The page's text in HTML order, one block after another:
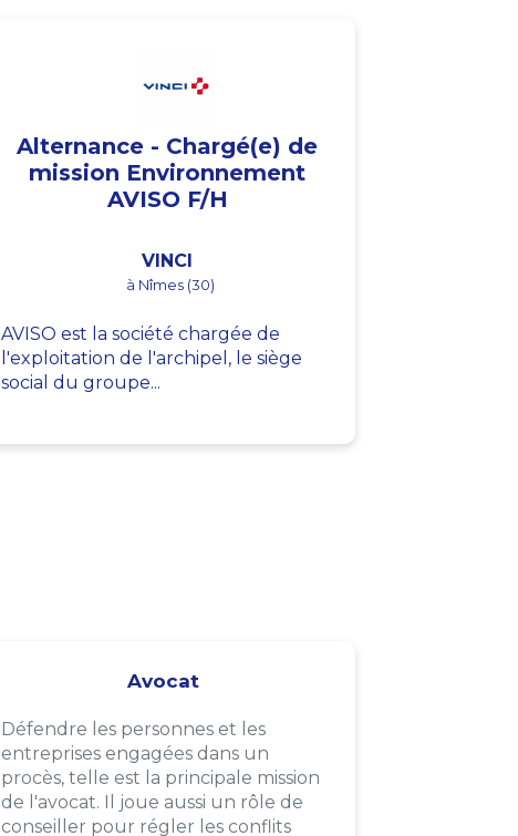
Alternance - Chargé(e) de
mission Environnement
AVISO F/H
VINCI
à Nîmes (30)
AVISO est la société chargée de
l'exploitation de l'archipel, le siège
social du groupe...
Avocat
Défendre les personnes et les
entreprises engagées dans un
procès, telle est la principale mission
de l'avocat. Il joue aussi un rôle de
conseiller pour régler les conflits